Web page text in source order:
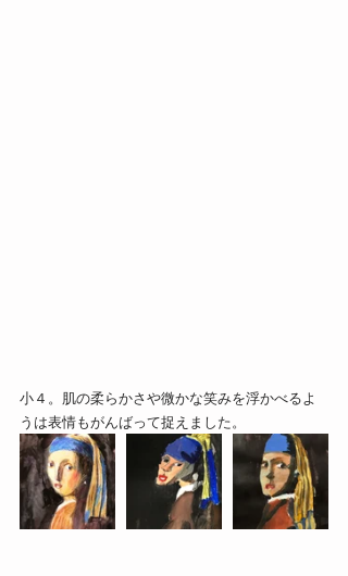
小４。肌の柔らかさや微かな笑みを浮かべるよ
うは表情もがんばって捉えました。